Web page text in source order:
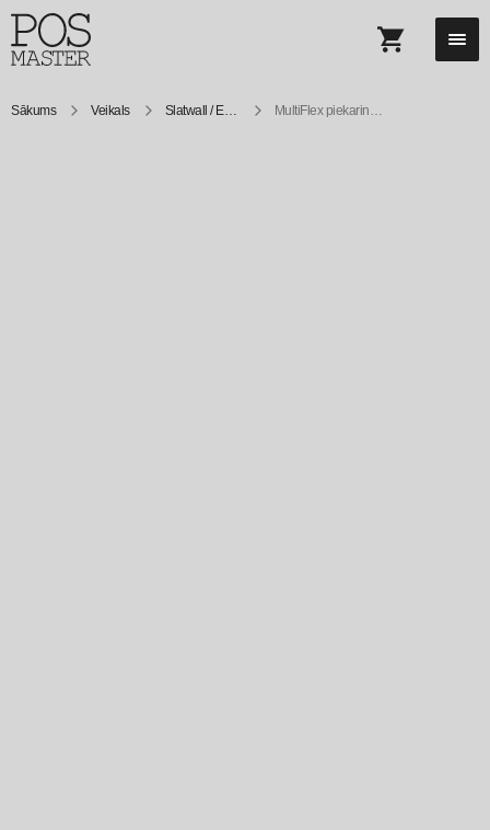
Sākums Veikals Slatwall / Eurowall turētāji MultiFlex piekarināmais plaukts